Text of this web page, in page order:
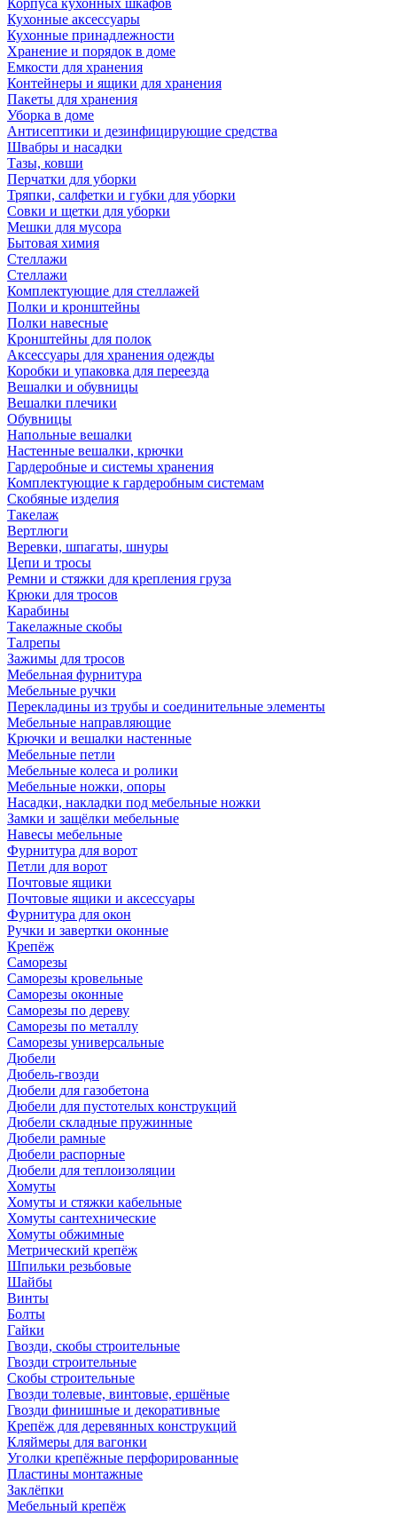
Корпуса кухонных шкафов
Кухонные аксессуары
Кухонные принадлежности
Хранение и порядок в доме
Емкости для хранения
Контейнеры и ящики для хранения
Пакеты для хранения
Уборка в доме
Антисептики и дезинфицирующие средства
Швабры и насадки
Тазы, ковши
Перчатки для уборки
Тряпки, салфетки и губки для уборки
Совки и щетки для уборки
Мешки для мусора
Бытовая химия
Стеллажи
Стеллажи
Комплектующие для стеллажей
Полки и кронштейны
Полки навесные
Кронштейны для полок
Аксессуары для хранения одежды
Коробки и упаковка для переезда
Вешалки и обувницы
Вешалки плечики
Обувницы
Напольные вешалки
Настенные вешалки, крючки
Гардеробные и системы хранения
Комплектующие к гардеробным системам
Скобяные изделия
Такелаж
Вертлюги
Веревки, шпагаты, шнуры
Цепи и тросы
Ремни и стяжки для крепления груза
Крюки для тросов
Карабины
Такелажные скобы
Талрепы
Зажимы для тросов
Мебельная фурнитура
Мебельные ручки
Перекладины из трубы и соединительные элементы
Мебельные направляющие
Крючки и вешалки настенные
Мебельные петли
Мебельные колеса и ролики
Мебельные ножки, опоры
Насадки, накладки под мебельные ножки
Замки и защёлки мебельные
Навесы мебельные
Фурнитура для ворот
Петли для ворот
Почтовые ящики
Почтовые ящики и аксессуары
Фурнитура для окон
Ручки и завертки оконные
Крепёж
Саморезы
Саморезы кровельные
Саморезы оконные
Саморезы по дереву
Саморезы по металлу
Саморезы универсальные
Дюбели
Дюбель-гвозди
Дюбели для газобетона
Дюбели для пустотелых конструкций
Дюбели складные пружинные
Дюбели рамные
Дюбели распорные
Дюбели для теплоизоляции
Хомуты
Хомуты и стяжки кабельные
Хомуты сантехнические
Хомуты обжимные
Метрический крепёж
Шпильки резьбовые
Шайбы
Винты
Болты
Гайки
Гвозди, скобы строительные
Гвозди строительные
Скобы строительные
Гвозди толевые, винтовые, ершёные
Гвозди финишные и декоративные
Крепёж для деревянных конструкций
Кляймеры для вагонки
Уголки крепёжные перфорированные
Пластины монтажные
Заклёпки
Мебельный крепёж